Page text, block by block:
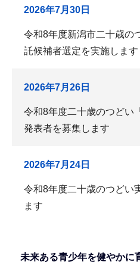
2026年7月30日
令和8年度新潟市二十歳の
託候補者選定を実施します
2026年7月26日
令和8年度二十歳のつどい
発表者を募集します
2026年7月24日
令和8年度二十歳のつどい
ます
未来ある青少年を健やかに